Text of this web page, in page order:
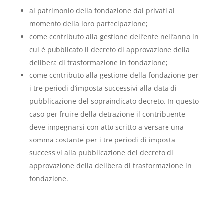
al patrimonio della fondazione dai privati al
momento della loro partecipazione;
come contributo alla gestione dell’ente nell’anno in
cui è pubblicato il decreto di approvazione della
delibera di trasformazione in fondazione;
come contributo alla gestione della fondazione per
i tre periodi d’imposta successivi alla data di
pubblicazione del sopraindicato decreto. In questo
caso per fruire della detrazione il contribuente
deve impegnarsi con atto scritto a versare una
somma costante per i tre periodi di imposta
successivi alla pubblicazione del decreto di
approvazione della delibera di trasformazione in
fondazione.